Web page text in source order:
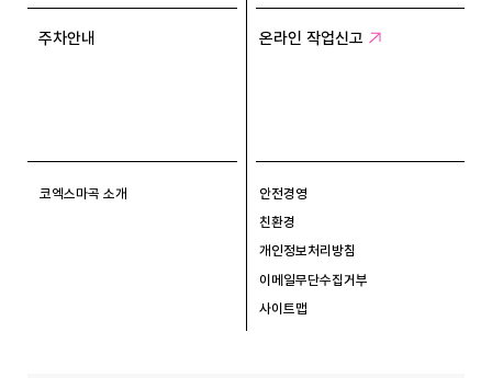
주차안내 온라인 작업신고
코엑스마곡 소개
안전경영
친환경
개인정보처리방침
이메일무단수집거부
사이트맵